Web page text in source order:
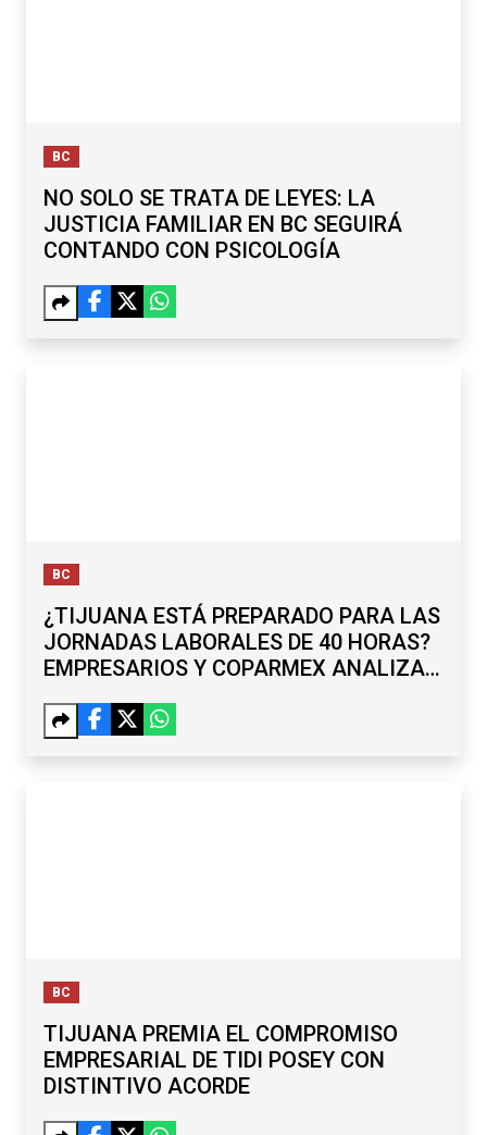
BC
NO SOLO SE TRATA DE LEYES: LA
JUSTICIA FAMILIAR EN BC SEGUIRÁ
CONTANDO CON PSICOLOGÍA
BC
¿TIJUANA ESTÁ PREPARADO PARA LAS
JORNADAS LABORALES DE 40 HORAS?
EMPRESARIOS Y COPARMEX ANALIZAN
BC
TIJUANA PREMIA EL COMPROMISO
EMPRESARIAL DE TIDI POSEY CON
DISTINTIVO ACORDE